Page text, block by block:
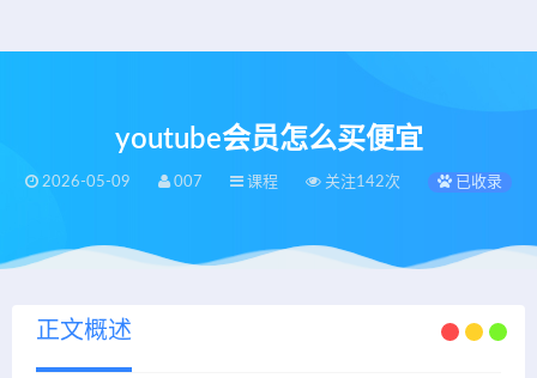
youtube会员怎么买便宜
2026-05-09 007 课程 关注142次 已收录
正文概述